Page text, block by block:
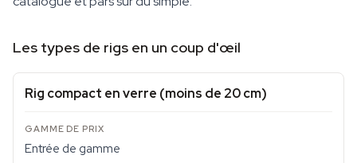
Les types de rigs en un coup d'œil
Rig compact en verre (moins de 20 cm)
Entrée de gamme